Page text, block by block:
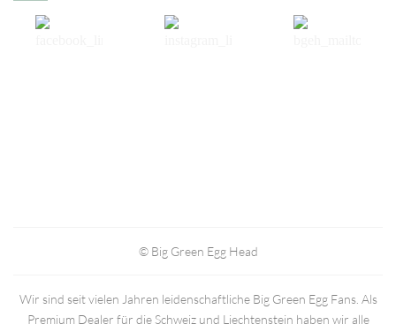
© Big Green Egg Head
Wir sind seit vielen Jahren leidenschaftliche Big Green Egg Fans. Als
Premium Dealer für die Schweiz und Liechtenstein haben wir alle